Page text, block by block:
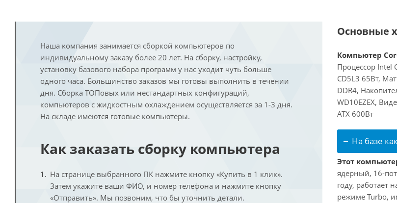
Наша компания занимается сборкой компьютеров по
индивидуальному заказу более 20 лет. На сборку, настройку,
установку базового набора программ у нас уходит чуть больше
одного часа. Большинство заказов мы готовы выполнить в течении
дня. Сборка ТОПовых или нестандартных конфигураций,
компьютеров с жидкостным охлаждением осуществляется за 1-3 дня.
На складе имеются готовые компьютеры.
Как заказать сборку компьютера
На странице выбранного ПК нажмите кнопку «Купить в 1 клик».
Затем укажите ваши ФИО, и номер телефона и нажмите кнопку
«Отправить». Мы позвоним, что бы уточнить детали.
Основные
Компьютер
Процессор Intel
CD5L3 65Вт,
DDR4,
WD10EZEX,
ATX 600Вт
На базе
Этот
ядерный, 16-
году, работает
режиме Turbo,